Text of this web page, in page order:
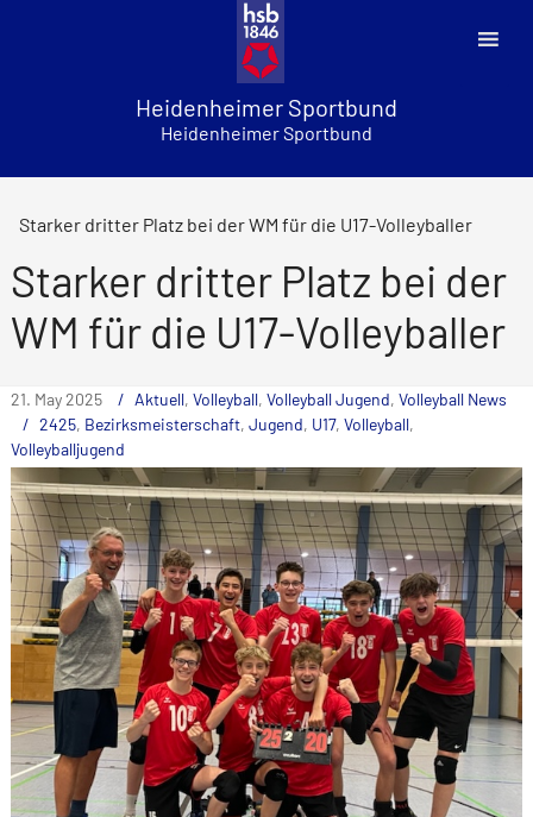
Heidenheimer Sportbund
Heidenheimer Sportbund
Starker dritter Platz bei der WM für die U17-Volleyballer
Starker dritter Platz bei der
WM für die U17-Volleyballer
21. May 2025 Aktuell, Volleyball, Volleyball Jugend, Volleyball News
2425, Bezirksmeisterschaft, Jugend, U17, Volleyball,
Volleyballjugend